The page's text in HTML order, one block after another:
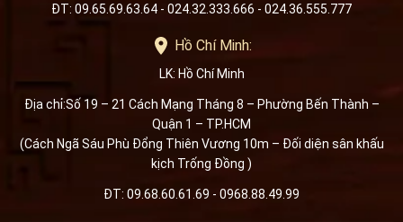
ĐT: 09.65.69.63.64 - 024.32.333.666 - 024.36.555.777
Hồ Chí Minh:
LK: Hồ Chí Minh
Địa chỉ:Số 19 – 21 Cách Mạng Tháng 8 – Phường Bến Thành –
Quận 1 – TP.HCM
(Cách Ngã Sáu Phù Đổng Thiên Vương 10m – Đối diện sân khấu
kịch Trống Đồng )
ĐT: 09.68.60.61.69 - 0968.88.49.99